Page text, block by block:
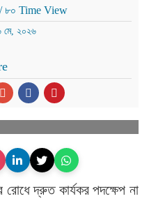
/ ৮০ Time View
মে, ২০২৬
রোধে দ্রুত কার্যকর পদক্ষেপ না